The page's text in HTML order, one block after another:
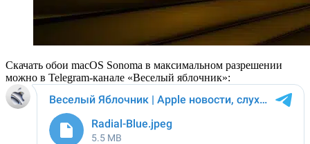
Скачать обои macOS Sonoma в максимальном разрешении
можно в Telegram-канале «Веселый яблочник»: